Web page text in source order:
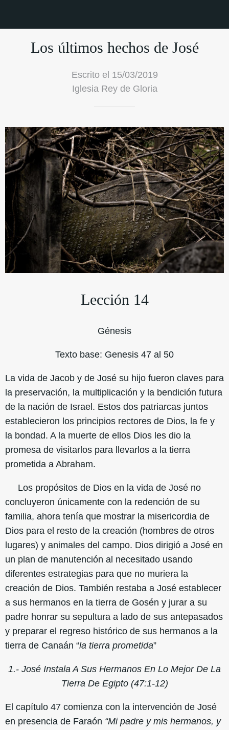
Los últimos hechos de José
Escrito el 15/03/2019
Iglesia Rey de Gloria
Lección 14
Génesis
Texto base: Genesis 47 al 50
La vida de Jacob y de José su hijo fueron claves para
la preservación, la multiplicación y la bendición futura
de la nación de Israel. Estos dos patriarcas juntos
establecieron los principios rectores de Dios, la fe y
la bondad. A la muerte de ellos Dios les dio la
promesa de visitarlos para llevarlos a la tierra
prometida a Abraham.
Los propósitos de Dios en la vida de José no
concluyeron únicamente con la redención de su
familia, ahora tenía que mostrar la misericordia de
Dios para el resto de la creación (hombres de otros
lugares) y animales del campo. Dios dirigió a José en
un plan de manutención al necesitado usando
diferentes estrategias para que no muriera la
creación de Dios. También restaba a José establecer
a sus hermanos en la tierra de Gosén y jurar a su
padre honrar su sepultura a lado de sus antepasados
y preparar el regreso histórico de sus hermanos a la
tierra de Canaán “la tierra prometida”
1.- José Instala A Sus Hermanos En Lo Mejor De La
Tierra De Egipto (47:1-12)
El capítulo 47 comienza con la intervención de José
en presencia de Faraón “Mi padre y mis hermanos, y